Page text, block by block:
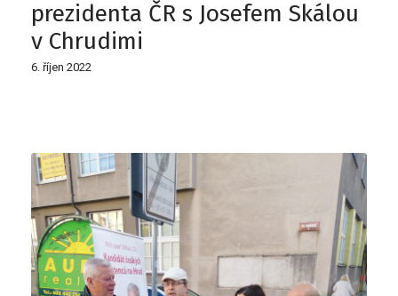
prezidenta ČR s Josefem Skálou
v Chrudimi
6. říjen 2022